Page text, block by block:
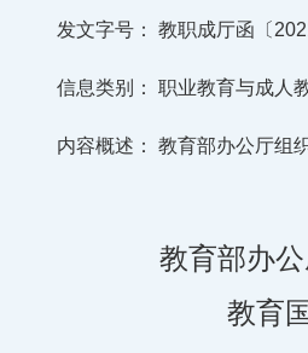
发文字号： 教职成厅函〔
信息类别： 职业教育与成人
内容概述： 教育部办公厅组
教育部办
教育